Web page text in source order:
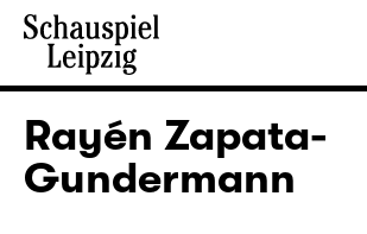
Rayén Zapata-
Gundermann